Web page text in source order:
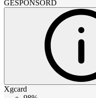
GESPONSORD
Xgcard